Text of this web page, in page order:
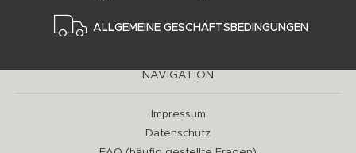
ALLGEMEINE GESCHÄFTSBEDINGUNGEN
NAVIGATION
Impressum
Datenschutz